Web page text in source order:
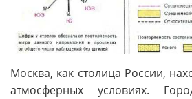
Москва, как столица России,
атмосферных условиях.